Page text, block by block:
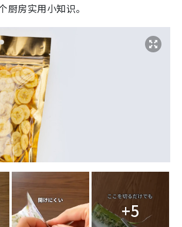
厨房实用小知识。
+5